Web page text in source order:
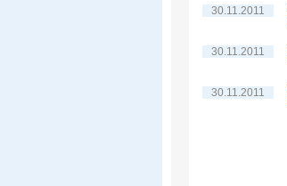
30.11.2011
30.11.2011
30.11.2011